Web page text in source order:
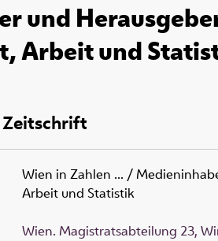
und
Arbeit und
Zeitschrift
Wien in Zahlen ... /
Arbeit und Statistik
Wien. Magistratsabteilung 23,